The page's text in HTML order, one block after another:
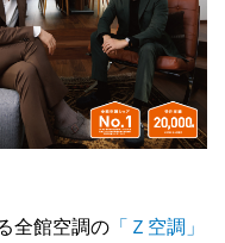
全館空調の 「Ｚ空調」